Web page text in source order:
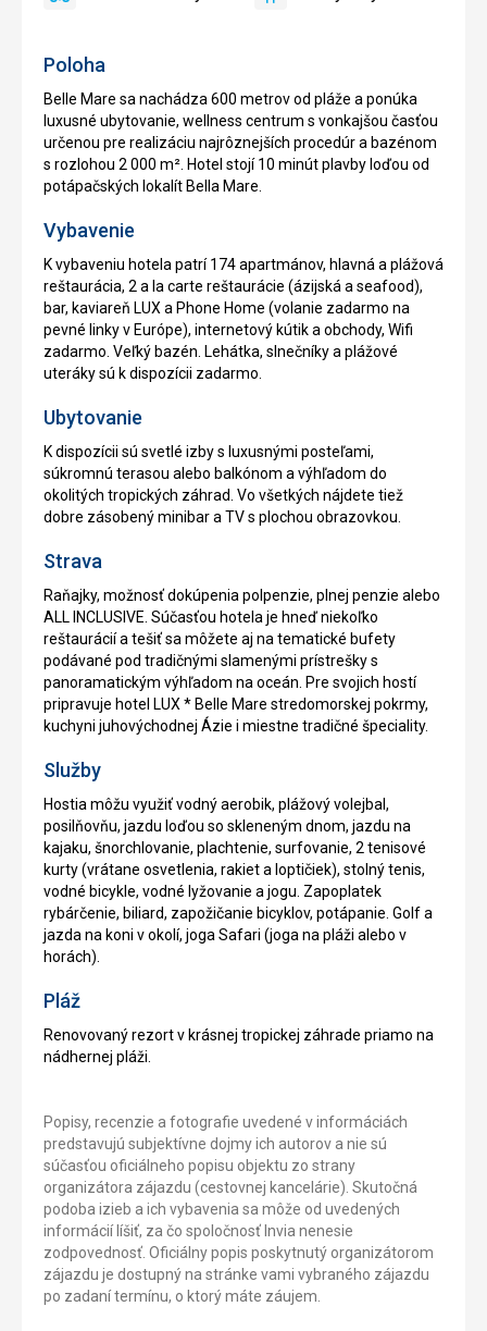
Poloha
Belle Mare sa nachádza 600 metrov od pláže a ponúka
luxusné ubytovanie, wellness centrum s vonkajšou časťou
určenou pre realizáciu najrôznejších procedúr a bazénom
s rozlohou 2 000 m². Hotel stojí 10 minút plavby loďou od
potápačských lokalít Bella Mare.
Vybavenie
K vybaveniu hotela patrí 174 apartmánov, hlavná a plážová
reštaurácia, 2 a la carte reštaurácie (ázijská a seafood),
bar, kaviareň LUX a Phone Home (volanie zadarmo na
pevné linky v Európe), internetový kútik a obchody, Wifi
zadarmo. Veľký bazén. Lehátka, slnečníky a plážové
uteráky sú k dispozícii zadarmo.
Ubytovanie
K dispozícii sú svetlé izby s luxusnými posteľami,
súkromnú terasou alebo balkónom a výhľadom do
okolitých tropických záhrad. Vo všetkých nájdete tiež
dobre zásobený minibar a TV s plochou obrazovkou.
Strava
Raňajky, možnosť dokúpenia polpenzie, plnej penzie alebo
ALL INCLUSIVE. Súčasťou hotela je hneď niekoľko
reštaurácií a tešiť sa môžete aj na tematické bufety
podávané pod tradičnými slamenými prístrešky s
panoramatickým výhľadom na oceán. Pre svojich hostí
pripravuje hotel LUX * Belle Mare stredomorskej pokrmy,
kuchyni juhovýchodnej Ázie i miestne tradičné špeciality.
Služby
Hostia môžu využiť vodný aerobik, plážový volejbal,
posilňovňu, jazdu loďou so skleneným dnom, jazdu na
kajaku, šnorchlovanie, plachtenie, surfovanie, 2 tenisové
kurty (vrátane osvetlenia, rakiet a loptičiek), stolný tenis,
vodné bicykle, vodné lyžovanie a jogu. Zapoplatek
rybárčenie, biliard, zapožičanie bicyklov, potápanie. Golf a
jazda na koni v okolí, joga Safari (joga na pláži alebo v
horách).
Pláž
Renovovaný rezort v krásnej tropickej záhrade priamo na
nádhernej pláži.
Popisy, recenzie a fotografie uvedené v informáciách
predstavujú subjektívne dojmy ich autorov a nie sú
súčasťou oficiálneho popisu objektu zo strany
organizátora zájazdu (cestovnej kancelárie). Skutočná
podoba izieb a ich vybavenia sa môže od uvedených
informácií líšiť, za čo spoločnosť Invia nenesie
zodpovednosť. Oficiálny popis poskytnutý organizátorom
zájazdu je dostupný na stránke vami vybraného zájazdu
po zadaní termínu, o ktorý máte záujem.
áno áno